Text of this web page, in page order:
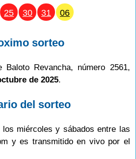
25 30 31 06
sorteo
Baloto Revancha, número 2561,
de 2025.
del sorteo
los miércoles y sábados entre las
y es transmitido en vivo por el